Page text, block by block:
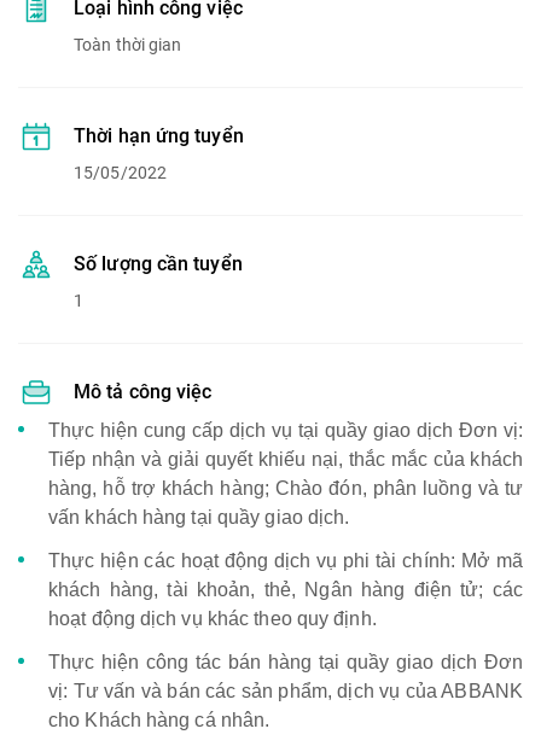
Loại hình công việc
Toàn thời gian
Thời hạn ứng tuyển
15/05/2022
Số lượng cần tuyển
1
Mô tả công việc
Thực hiện cung cấp dịch vụ tại quầy giao dịch Đơn vị:
Tiếp nhận và giải quyết khiếu nại, thắc mắc của khách
hàng, hỗ trợ khách hàng; Chào đón, phân luồng và tư
vấn khách hàng tại quầy giao dịch.
Thực hiện các hoạt động dịch vụ phi tài chính: Mở mã
khách hàng, tài khoản, thẻ, Ngân hàng điện tử; các
hoạt động dịch vụ khác theo quy định.
Thực hiện công tác bán hàng tại quầy giao dịch Đơn
vị: Tư vấn và bán các sản phẩm, dịch vụ của ABBANK
cho Khách hàng cá nhân.